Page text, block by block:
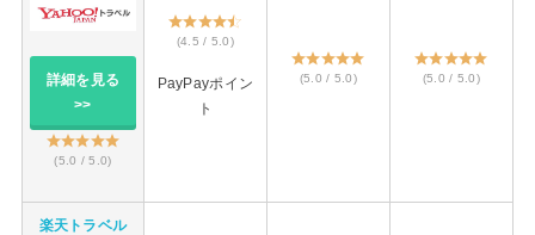
詳細を見る
>>
(5.0 / 5.0)
(4.5 / 5.0)
PayPayポイン
ト
(5.0 / 5.0) (5.0 / 5.0)
楽天トラベル